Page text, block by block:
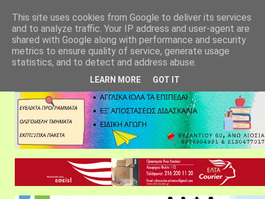
This site uses cookies from Google to deliver its services
and to analyze traffic. Your IP address and user-agent are
shared with Google along with performance and security
metrics to ensure quality of service, generate usage
statistics, and to detect and address abuse.
LEARN MORE GOT IT